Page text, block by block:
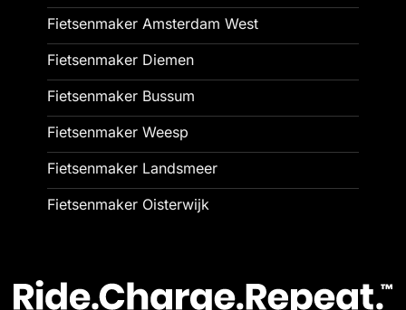
Fietsenmaker Amsterdam West
Fietsenmaker Diemen
Fietsenmaker Bussum
Fietsenmaker Weesp
Fietsenmaker Landsmeer
Fietsenmaker Oisterwijk